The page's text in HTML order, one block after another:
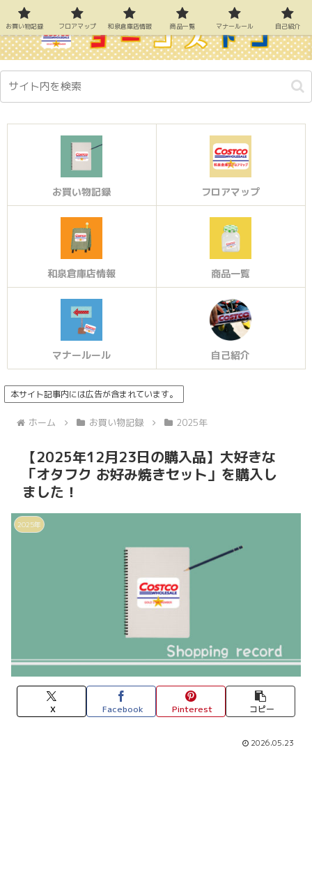
お買い物記録 フロアマップ
和泉倉庫店情報 商品一覧
マナールール 自己紹介
本サイト記事内には広告が含まれています。
ホーム お買い物記録 2025年
【2025年12月23日の購入品】大好きな
「オタフク お好み焼きセット」を購入し
ました！
2025年
X Facebook Pinterest コピー
2026.05.23
お買い物記録 フロアマップ 和泉倉庫店情報 商品一覧 マナールール 自己紹介